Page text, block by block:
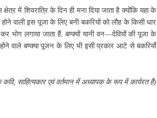
में शिवरात्रि के दिन ही मना दिया जाता है क्योंकि यहा के
वाली इस पूजा के लिए बनी बकरियों को लौह के किसी धार
भोग लगाया जाता हैं. बण्क्यों यानी वन—देवियों की पूजा के
वाले बण्क्या पूजन के लिए भी इसी प्रकार आटे से बकरियाँ
साहित्यकार एवं वर्तमान में अध्यापक के रूप में कार्यरत हैं)